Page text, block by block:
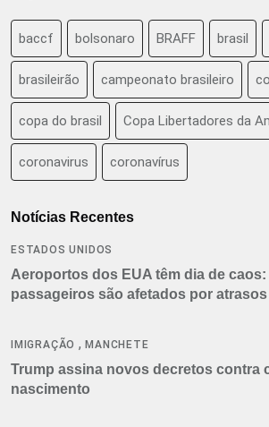
baccf bolsonaro BRAFF brasil
brasileirão campeonato brasileiro
copa do brasil Copa Libertadores da
coronavirus coronavírus
Notícias Recentes
ESTADOS UNIDOS
Aeroportos dos EUA têm dia de
passageiros são afetados por
IMIGRAÇÃO ,MANCHETE
Trump assina novos decretos contra
nascimento